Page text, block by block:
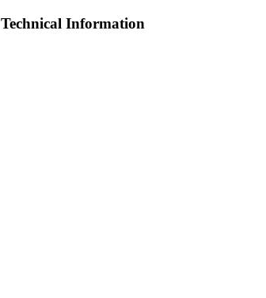
Technical Information